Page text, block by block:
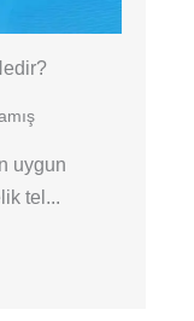
uygun
tel...